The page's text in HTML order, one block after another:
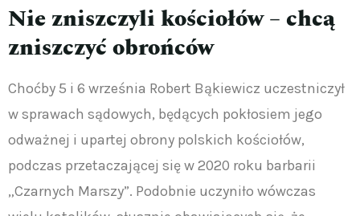
Nie zniszczyli kościołów – chcą
zniszczyć obrońców
Choćby 5 i 6 września Robert Bąkiewicz uczestniczył
w sprawach sądowych, będących pokłosiem jego
odważnej i upartej obrony polskich kościołów,
podczas przetaczającej się w 2020 roku barbarii
„Czarnych Marszy”. Podobnie uczyniło wówczas